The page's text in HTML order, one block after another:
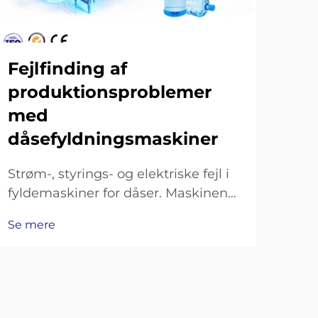
Fejlfinding af
produktionsproblemer
med
dåsefyldningsmaskiner
Strøm-, styrings- og elektriske fejl i
fyldemaskiner for dåser. Maskinen
hovedstrømforsyning, sikringer og
Se mere